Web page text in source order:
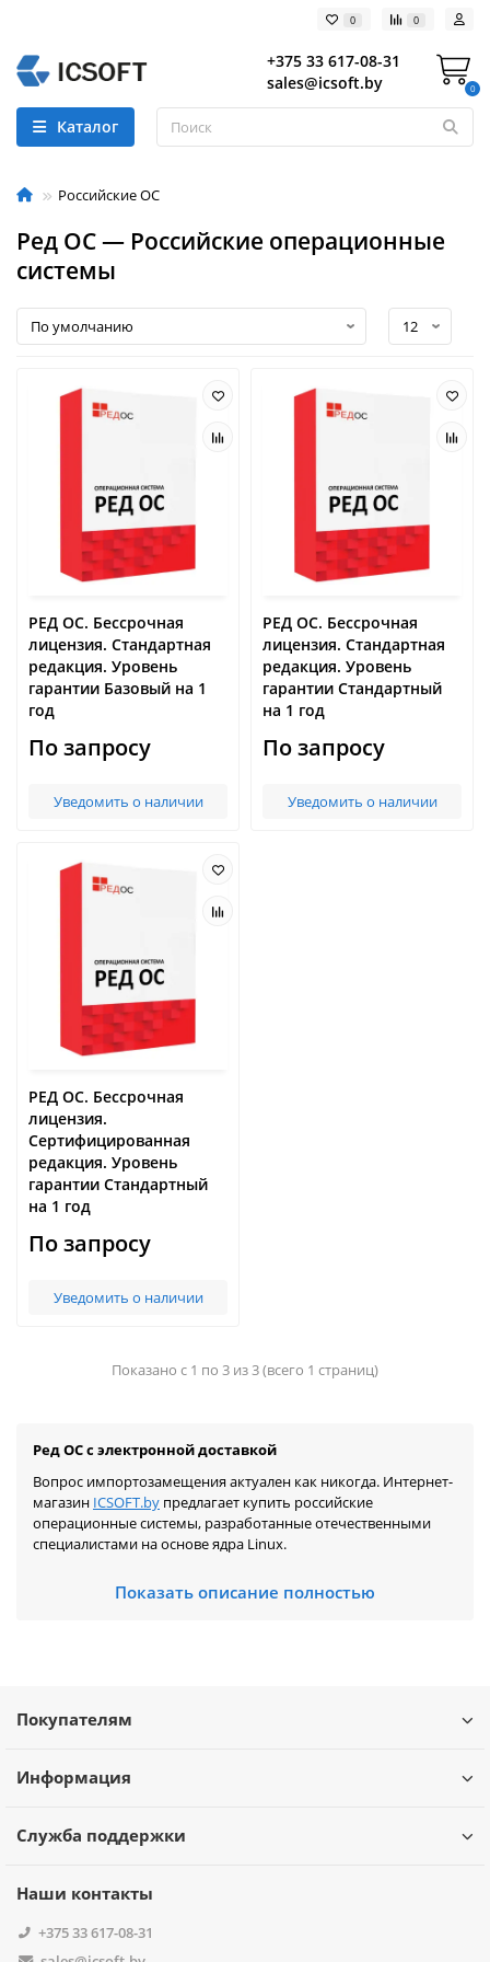
0 0
+375 33 617-08-31
sales@icsoft.by
0
Каталог
Российские ОС
Ред ОС — Российские операционные
системы
РЕД ОС. Бессрочная
лицензия. Стандартная
редакция. Уровень
гарантии Базовый на 1
год
По запросу
Уведомить о наличии
РЕД ОС. Бессрочная
лицензия. Стандартная
редакция. Уровень
гарантии Стандартный
на 1 год
По запросу
Уведомить о наличии
РЕД ОС. Бессрочная
лицензия.
Сертифицированная
редакция. Уровень
гарантии Стандартный
на 1 год
По запросу
Уведомить о наличии
Показано с 1 по 3 из 3 (всего 1 страниц)
Ред ОС с электронной доставкой
Вопрос импортозамещения актуален как никогда. Интернет-
магазин IСSOFT.by предлагает купить российские
операционные системы, разработанные отечественными
специалистами на основе ядра Linuх.
достойной альтернативой Windows. Предоставляет
рабочая станция, представленная пакетом программ с
мультимедийными файлами
инфраструктуры, использовать программно-
Отличительная особенность Ред ОС — наличие бесплатной
некоммерческого использования.
Показать описание полностью
Покупателям
Информация
Служба поддержки
Наши контакты
+375 33 617-08-31